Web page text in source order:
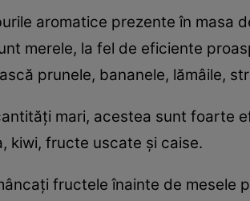
aromatice prezente în masa
merele, la fel de eficiente
prunele, bananele, lămâile,
mari, acestea sunt foarte
kiwi, fructe uscate şi caise.
fructele înainte de mesele